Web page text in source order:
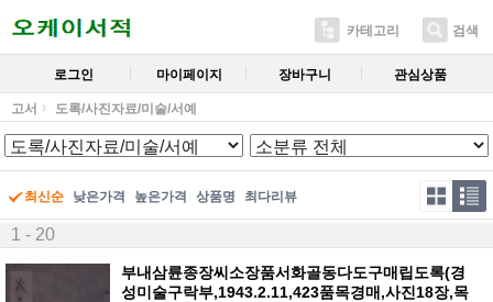
카테고리 검색
로그인 마이페이지 장바구니 관심상품
고서 도록/사진자료/미술/서예
최신순 낮은가격 높은가격 상품명 최다리뷰
1 - 20
부내삼륜종장씨소장품서화골동다도구매립도록(경
성미술구락부,1943.2.11,423품목경매,사진18장,목